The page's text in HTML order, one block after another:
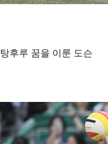
탕후루 꿈을 이룬 도슨